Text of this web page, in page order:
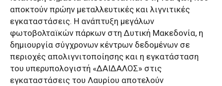
αποκτούν πρώην μεταλλευτικές και λιγνιτικές
εγκαταστάσεις. Η ανάπτυξη μεγάλων
φωτοβολταϊκών πάρκων στη Δυτική Μακεδονία, η
δημιουργία σύγχρονων κέντρων δεδομένων σε
περιοχές απολιγνιτοποίησης και η εγκατάσταση
του υπερυπολογιστή «ΔΑΙΔΑΛΟΣ» στις
εγκαταστάσεις του Λαυρίου αποτελούν